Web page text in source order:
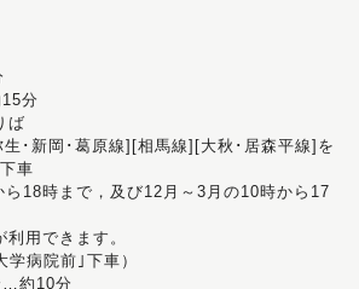
分
ば
･新岡･葛原線][相馬線][大秋･居森平線]を
車
18時まで，及び12月～3月の10時から17
利用できます。
学病院前｣下車）
…約10分